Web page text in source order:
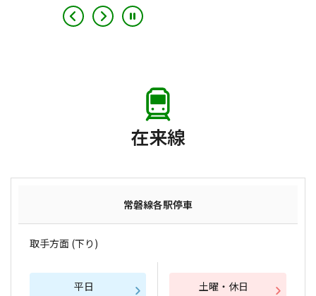
在来線
常磐線各駅停車
取手方面 (下り)
平日 土曜・休日